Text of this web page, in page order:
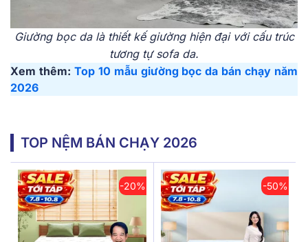
Giường bọc da là thiết kế giường hiện đại với cấu trúc
tương tự sofa da.
Xem thêm: Top 10 mẫu giường bọc da bán chạy năm
2026
TOP NỆM BÁN CHẠY 2026
-20% -50%